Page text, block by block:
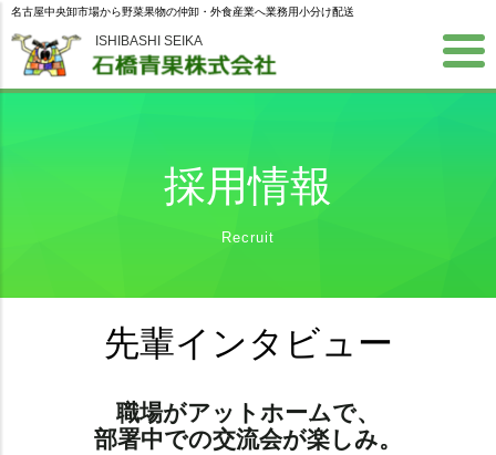
ISHIBASHI SEIKA
名古屋中央卸市場から野菜果物の仲卸・外食産業へ業務用小分け配送
採用情報
Recruit
先輩インタビュー
職場がアットホームで、
部署中での交流会が楽しみ。